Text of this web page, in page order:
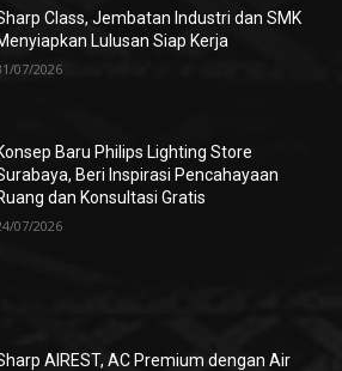
Class, Jembatan Industri dan SMK
Lulusan Siap Kerja
07/2026
Baru Philips Lighting Store
Beri Inspirasi Pencahayaan
dan Konsultasi Gratis
07/2026
AIREST, AC Premium dengan Air